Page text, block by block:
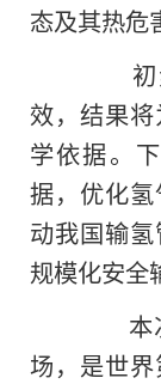
态及其热危
初
效，结果
学依据。
据，优化
动我国输
规模化安全
本次
场，是世